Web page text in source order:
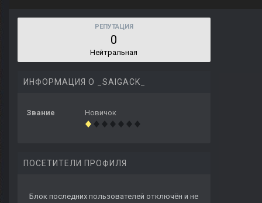
РЕПУТАЦИЯ
0
Нейтральная
ИНФОРМАЦИЯ О _SAIGACK_
Звание Новичок
ПОСЕТИТЕЛИ ПРОФИЛЯ
Блок последних пользователей отключён и не